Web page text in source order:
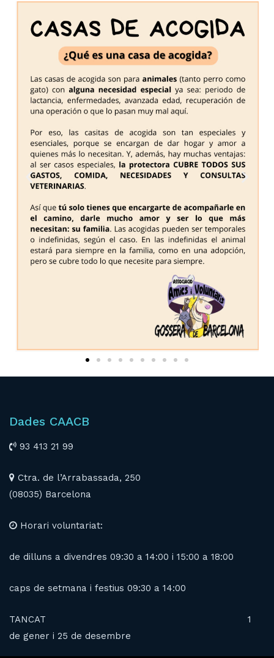
Dades CAACB
93 413 21 99
Ctra. de l’Arrabassada, 250
(08035) Barcelona
Horari voluntariat:
de dilluns a divendres 09:30 a 14:00 i 15:00 a 18:00
caps de setmana i festius 09:30 a 14:00
TANCAT 1
de gener i 25 de desembre